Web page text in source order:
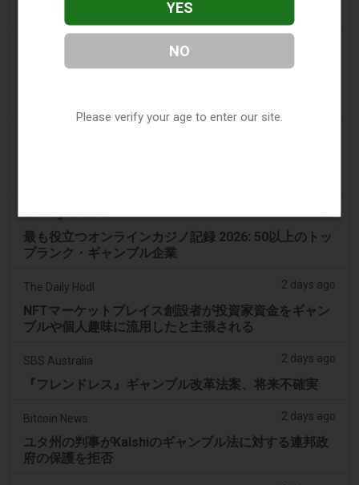
Sanjhi Soch Worldwide Newspaper
オンタリオの現金ギャンブル比較：あなたの個人向け
最も役立つオンラインカジノ記録 2026: 50以上のトッ
プランク・ギャンブル企業
The Daily Hodl 2 days ago
NFTマーケットプレイス創設者が投資家資金をギャン
ブルや個人趣味に流用したと主張される
SBS Australia 2 days ago
『フレンドレス』ギャンブル改革法案、将来不確実
Bitcoin News 2 days ago
ユタ州の判事がKalshiのギャンブル法に対する連邦政
府の保護を拒否
YES
NO
Please verify your age to enter our site.